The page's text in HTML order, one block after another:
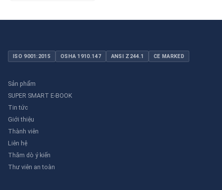
ISO 9001:2015 OSHA 1910.147 ANSI Z244.1 CE MARKED
Sản phẩm
SUPER SMART E-BOOK
Tin tức
Giới thiệu
Thành viên
Liên hệ
Thăm dò ý kiến
Thư viên an toàn